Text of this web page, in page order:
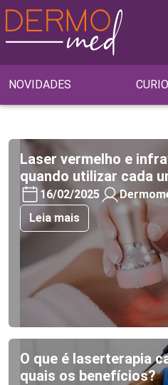
NOVIDADES
Laser vermelho e
quando utilizar cada
16/02/2025
Leia mais
O que é laserterapia
quais os benefícios?